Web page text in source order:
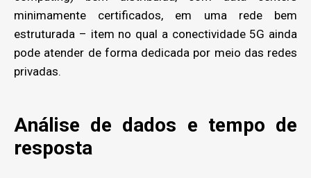
minimamente certificados, em uma rede bem
estruturada – item no qual a conectividade 5G ainda
pode atender de forma dedicada por meio das redes
privadas.
Análise de dados e tempo de
resposta